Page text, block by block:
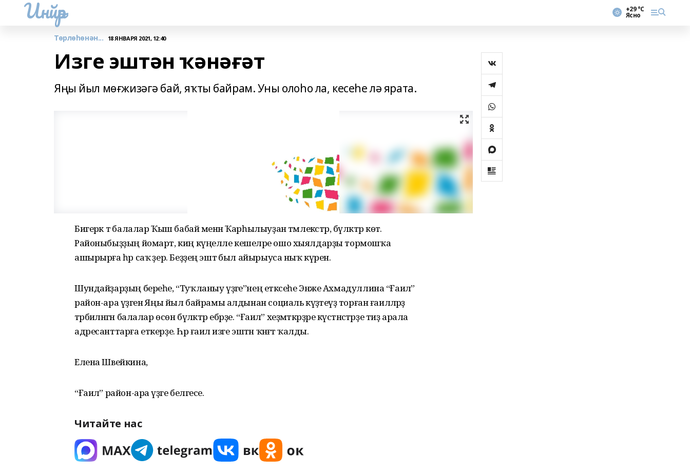
Инйәр +29 °С
Ясно
Төрлөһөнән... 18 ЯНВАРЯ 2021, 12:40
Изге эштән ҡәнәғәт
Яңы йыл мөғжизәгә бай, яҡты байрам. Уны олоһо ла, кесеһе лә ярата.
Бигерәк тә балалар Ҡыш бабай менән Ҡарһылыуҙан тәмлекәстәр, бүләктәр көтә.
Районыбыҙҙың йомарт, киң күңелле кешеләре ошо хыялдарҙы тормошҡа
ашырырға һәр саҡ әҙер. Беҙҙең эштә был айырыуса ныҡ күренә.
Шундайҙарҙың береһе, “Туҡланыу үҙәге”нең етәксеһе Энже Ахмадуллина “Ғаилә”
район-ара үҙәгенә Яңы йыл байрамы алдынан социаль күҙәтеүҙә торған ғаиләләрҙә
тәрбиәләнгән балалар өсөн бүләктәр ебәрҙе. “Ғаилә” хеҙмәткәрҙәре күстәнәстәрҙе тиҙ арала
адресанттарға еткерҙе. Һәр ғаилә изге эштән ҡәнәғәт ҡалды.
Елена Швейкина,
“Ғаилә” район-ара үҙәге белгесе.
Читайте нас